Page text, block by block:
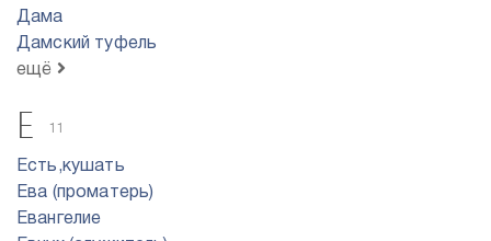
Дама
Дамский туфель
ещё
Е 11
Есть,кушать
Ева (проматерь)
Евангелие